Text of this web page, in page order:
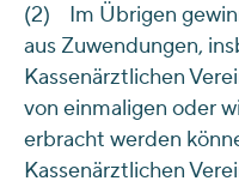
(2) Im Übrigen
aus Zuwendungen,
Kassenärztlichen
von einmaligen oder
erbracht werden
Kassenärztlichen